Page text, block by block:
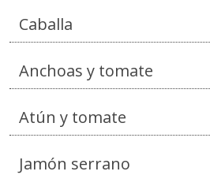
Caballa
Anchoas y tomate
Atún y tomate
Jamón serrano